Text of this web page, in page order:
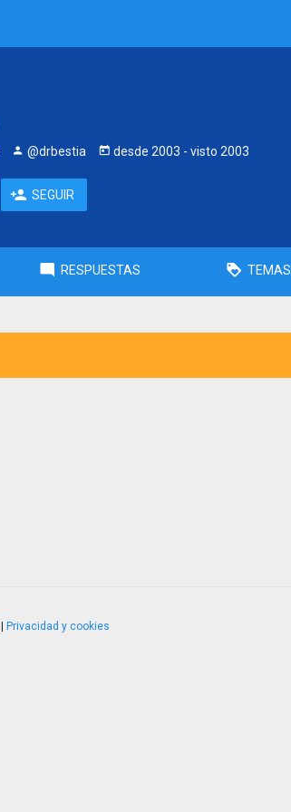
@drbestia desde 2003 - visto 2003
SEGUIR
RESPUESTAS TEMAS
Privacidad y cookies